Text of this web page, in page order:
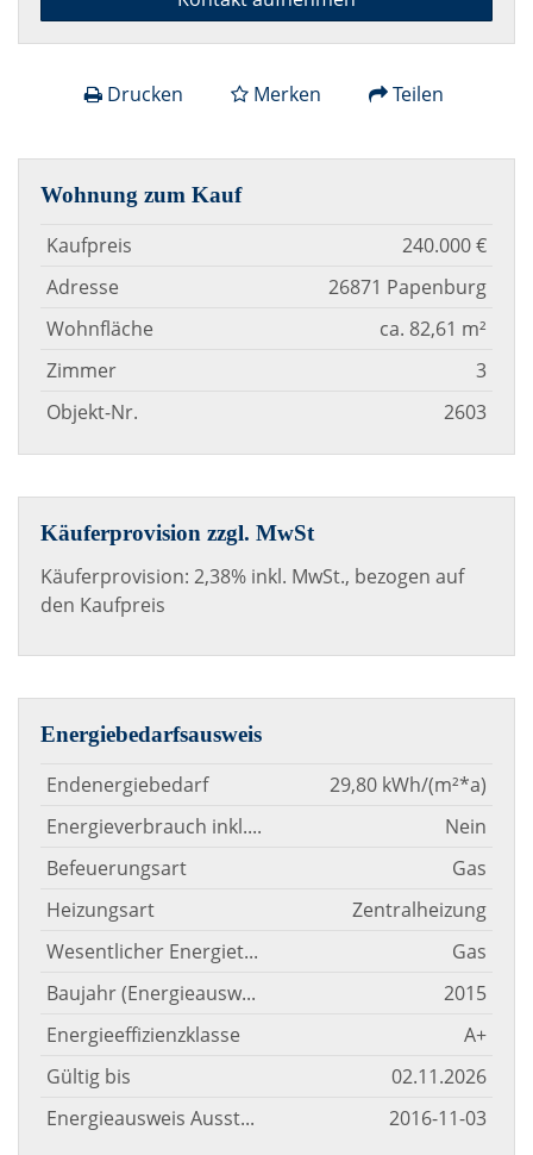
Drucken Merken Teilen
Wohnung zum Kauf
Kaufpreis
240.000 €
Adresse
26871 Papenburg
Wohnfläche
ca. 82,61 m²
Zimmer
3
Objekt-Nr.
2603
Käuferprovision zzgl. MwSt
Käuferprovision: 2,38% inkl. MwSt., bezogen auf
den Kaufpreis
Energiebedarfsausweis
Endenergiebedarf
29,80 kWh/(m²*a)
Energieverbrauch inkl. Warmwasser
Nein
Befeuerungsart
Gas
Heizungsart
Zentralheizung
Wesentlicher Energieträger
Gas
Baujahr (Energieausweis)
2015
Energieeffizienzklasse
A+
Gültig bis
02.11.2026
Energieausweis Ausstellungsdatum
2016-11-03